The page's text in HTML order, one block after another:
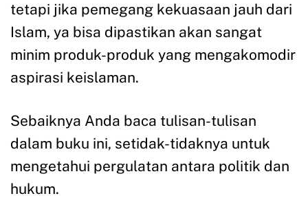
tetapi jika pemegang kekuasaan jauh dari
Islam, ya bisa dipastikan akan sangat
minim produk-produk yang mengakomodir
aspirasi keislaman.
Sebaiknya Anda baca tulisan-tulisan
dalam buku ini, setidak-tidaknya untuk
mengetahui pergulatan antara politik dan
hukum.